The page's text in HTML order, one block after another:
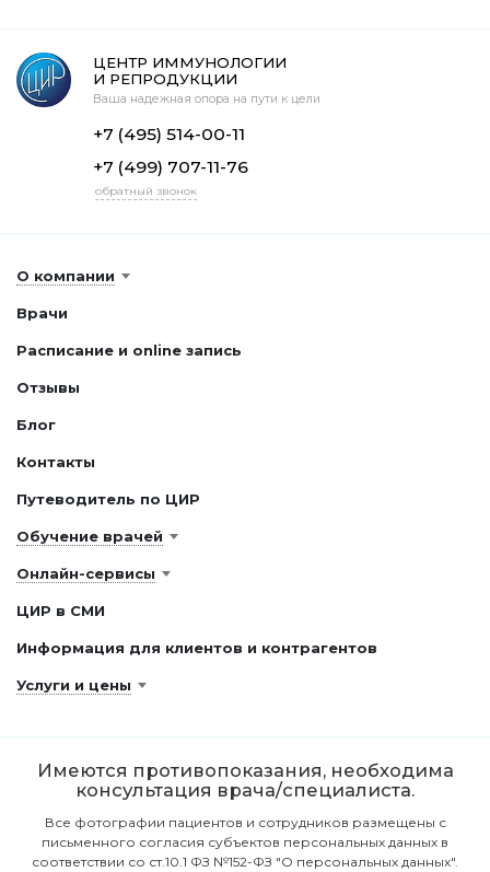
ЦЕНТР ИММУНОЛОГИИ
И РЕПРОДУКЦИИ
Ваша надежная опора на пути к цели
+7 (495) 514-00-11
+7 (499) 707-11-76
обратный звонок
О компании
Врачи
Расписание и online запись
Отзывы
Блог
Контакты
Путеводитель по ЦИР
Обучение врачей
Онлайн-сервисы
ЦИР в СМИ
Информация для клиентов и контрагентов
Услуги и цены
Имеются противопоказания, необходима
консультация врача/специалиста.
Все фотографии пациентов и сотрудников размещены с
письменного согласия субъектов персональных данных в
соответствии со ст.10.1 ФЗ №152-ФЗ "О персональных данных".